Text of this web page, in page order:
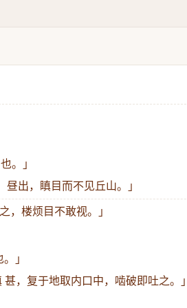
。」
出，瞋目而不见丘山。」
，楼烦目不敢视。」
」
甚，复于地取内口中，啮破即吐之。」